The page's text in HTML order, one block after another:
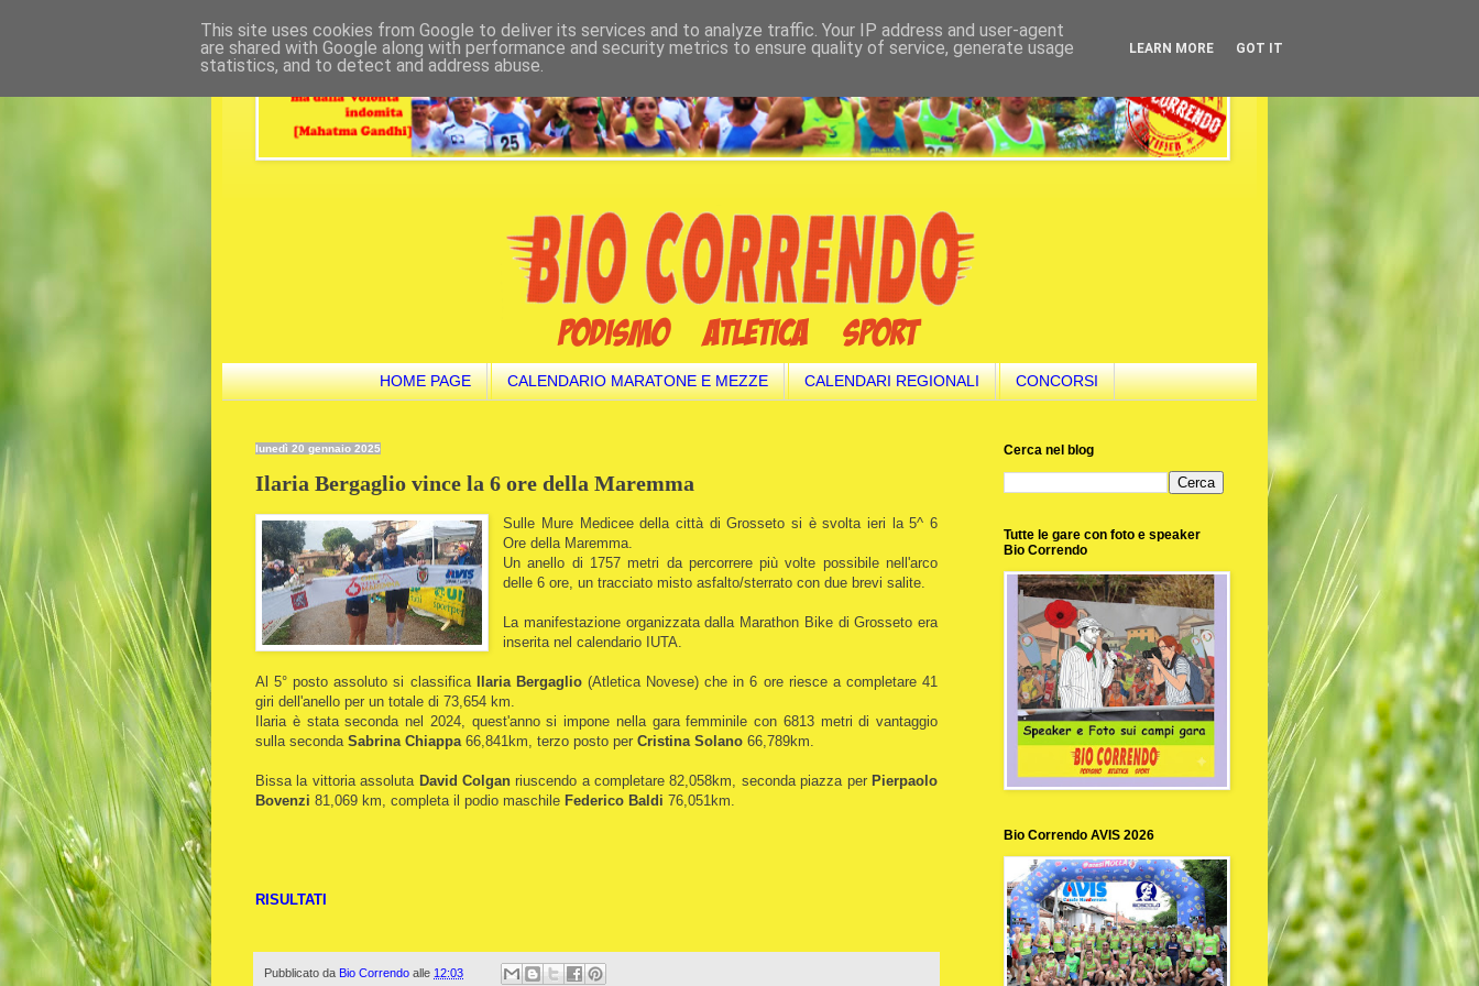
HOME PAGE CALENDARIO MARATONE E MEZZE CALENDARI REGIONALI CONCORSI
lunedì 20 gennaio 2025
Ilaria Bergaglio vince la 6 ore della Maremma
Sulle Mure Medicee della città di Grosseto si è svolta ieri la 5^ 6
Ore della Maremma.
Un anello di 1757 metri da percorrere più volte possibile nell'arco
delle 6 ore, un tracciato misto asfalto/sterrato con due brevi salite.
La manifestazione organizzata dalla Marathon Bike di Grosseto era
inserita nel calendario IUTA.
Al 5° posto assoluto si classifica Ilaria Bergaglio(Atletica Novese) che in 6 ore riesce a completare 41
giri dell'anello per un totale di 73,654 km.
Ilaria è stata seconda nel 2024, quest'anno si impone nella gara femminile con 6813 metri di vantaggio
sulla seconda Sabrina Chiappa 66,841km, terzo posto per Cristina Solano 66,789km.
Bissa la vittoria assoluta David Colganriuscendo a completare 82,058km, seconda piazza per Pierpaolo
Bovenzi 81,069 km, completa il podio maschile Federico Baldi 76,051km.
RISULTATI
Pubblicato da Bio Correndo alle 12:03
Cerca nel blog
Tutte le gare con foto e speaker
Bio Correndo
Bio Correndo AVIS 2026
This site uses cookies from Google to deliver its services and to analyze traffic. Your IP address and user-agent
are shared with Google along with performance and security metrics to ensure quality of service, generate usage
statistics, and to detect and address abuse.
LEARN MORE GOT IT